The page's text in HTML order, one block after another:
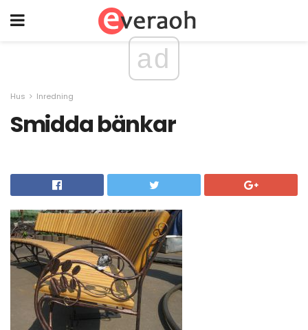
ad
Hus Inredning
Smidda bänkar